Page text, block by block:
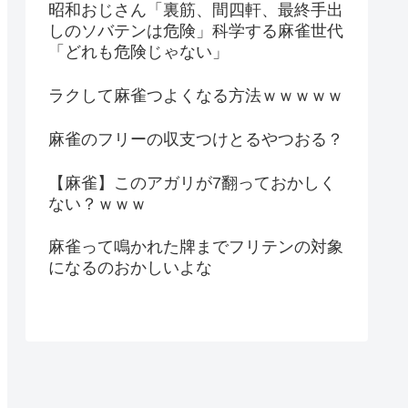
昭和おじさん「裏筋、間四軒、最終手出
しのソバテンは危険」科学する麻雀世代
「どれも危険じゃない」
ラクして麻雀つよくなる方法ｗｗｗｗｗ
麻雀のフリーの収支つけとるやつおる？
【麻雀】このアガリが7翻っておかしく
ない？ｗｗｗ
麻雀って鳴かれた牌までフリテンの対象
になるのおかしいよな